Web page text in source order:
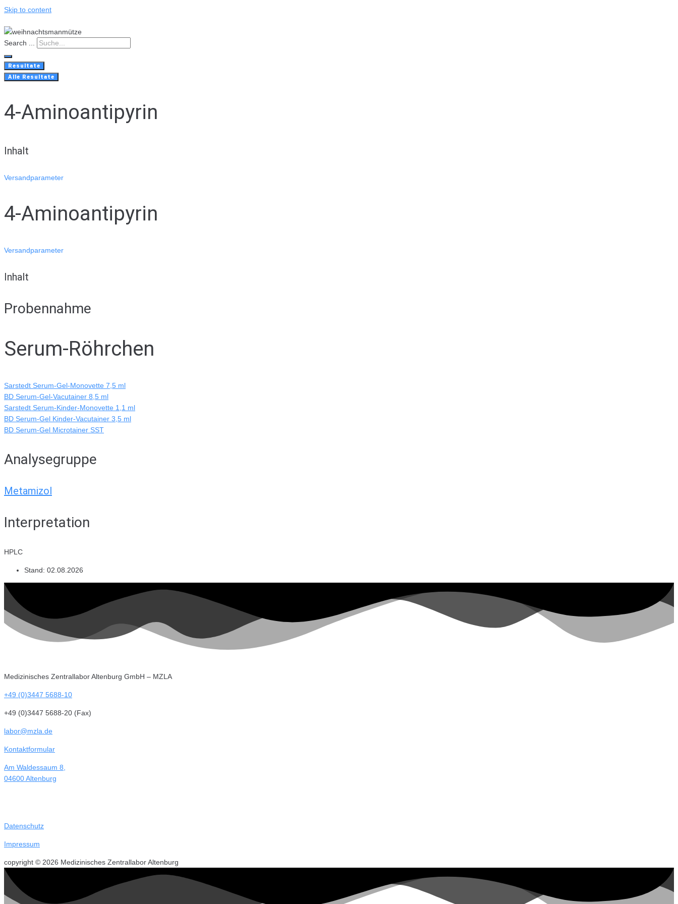
Skip to content
Search ...
Resultate
Alle Resultate
4-Aminoantipyrin
Inhalt
Versandparameter
4-Aminoantipyrin
Versandparameter
Inhalt
Probennahme
Serum-Röhrchen
Sarstedt Serum-Gel-Monovette 7,5 ml
BD Serum-Gel-Vacutainer 8,5 ml
Sarstedt Serum-Kinder-Monovette 1,1 ml
BD Serum-Gel Kinder-Vacutainer 3,5 ml
BD Serum-Gel Microtainer SST
Analysegruppe
Metamizol
Interpretation
HPLC
Stand: 02.08.2026
Medizinisches Zentrallabor Altenburg GmbH – MZLA
+49 (0)3447 5688-10
+49 (0)3447 5688-20 (Fax)
labor@mzla.de
Kontaktformular
Am Waldessaum 8,
04600 Altenburg
Datenschutz
Impressum
copyright © 2026 Medizinisches Zentrallabor Altenburg